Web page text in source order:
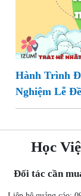
Hành Trình
Nghiệm Lễ
Học
Đối tác cần